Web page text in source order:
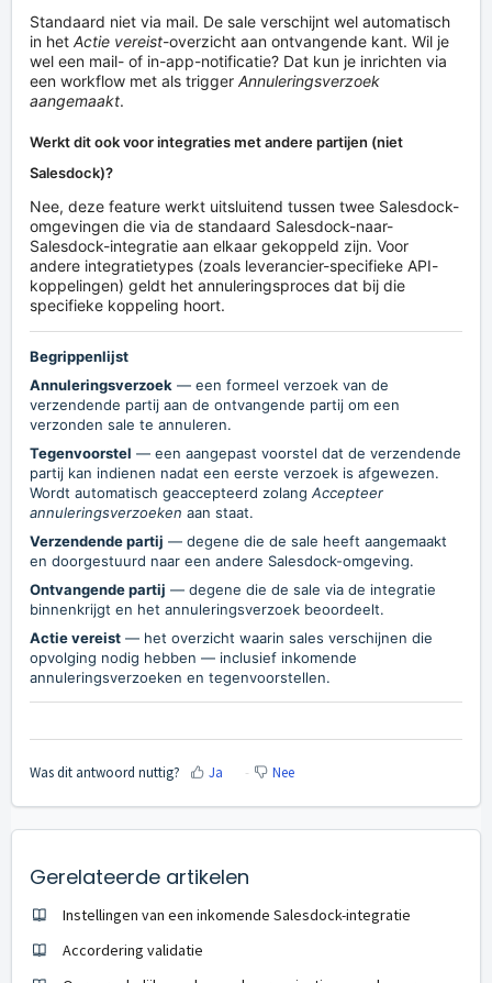
Standaard niet via mail. De sale verschijnt wel automatisch
in het Actie vereist-overzicht aan ontvangende kant. Wil je
wel een mail- of in-app-notificatie? Dat kun je inrichten via
een workflow met als trigger Annuleringsverzoek
aangemaakt.
Werkt dit ook voor integraties met andere partijen (niet
Salesdock)?
Nee, deze feature werkt uitsluitend tussen twee Salesdock-
omgevingen die via de standaard Salesdock-naar-
Salesdock-integratie aan elkaar gekoppeld zijn. Voor
andere integratietypes (zoals leverancier-specifieke API-
koppelingen) geldt het annuleringsproces dat bij die
specifieke koppeling hoort.
Begrippenlijst
Annuleringsverzoek — een formeel verzoek van de
verzendende partij aan de ontvangende partij om een
verzonden sale te annuleren.
Tegenvoorstel — een aangepast voorstel dat de verzendende
partij kan indienen nadat een eerste verzoek is afgewezen.
Wordt automatisch geaccepteerd zolang Accepteer
annuleringsverzoeken aan staat.
Verzendende partij — degene die de sale heeft aangemaakt
en doorgestuurd naar een andere Salesdock-omgeving.
Ontvangende partij — degene die de sale via de integratie
binnenkrijgt en het annuleringsverzoek beoordeelt.
Actie vereist — het overzicht waarin sales verschijnen die
opvolging nodig hebben — inclusief inkomende
annuleringsverzoeken en tegenvoorstellen.
Was dit antwoord nuttig? Ja Nee
Gerelateerde artikelen
Instellingen van een inkomende Salesdock-integratie
Accordering validatie